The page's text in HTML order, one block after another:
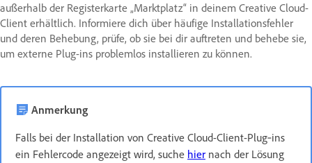
außerhalb der Registerkarte „Marktplatz“ in deinem Creative Cloud-
Client erhältlich. Informiere dich über häufige Installationsfehler
und deren Behebung, prüfe, ob sie bei dir auftreten und behebe sie,
um externe Plug-ins problemlos installieren zu können.
Anmerkung
Falls bei der Installation von Creative Cloud-Client-Plug‑ins
ein Fehlercode angezeigt wird, suche hier nach der Lösung